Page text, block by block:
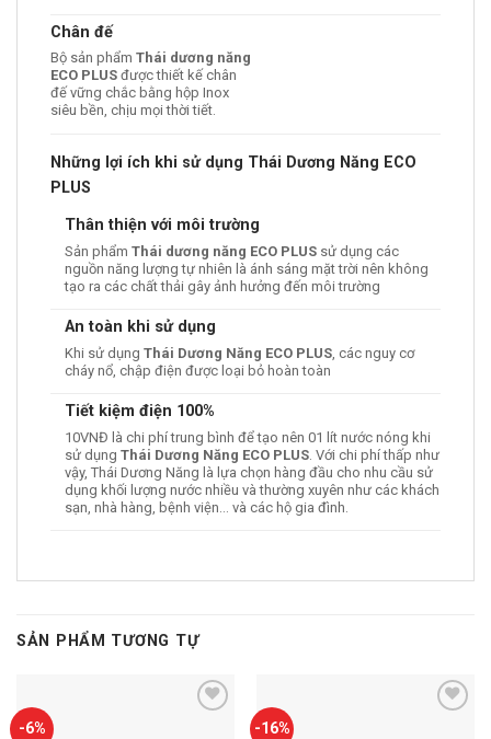
Chân đế
Bộ sản phẩm Thái dương năng
ECO PLUS được thiết kế chân
đế vững chắc bằng hộp Inox
siêu bền, chịu mọi thời tiết.
Những lợi ích khi sử dụng Thái Dương Năng ECO
PLUS
Thân thiện với môi trường
Sản phẩmThái dương năng ECO PLUS sử dụng các
nguồn năng lượng tự nhiên là ánh sáng mặt trời nên không
tạo ra các chất thải gây ảnh hưởng đến môi trường
An toàn khi sử dụng
Khi sử dụngThái Dương Năng ECO PLUS , các nguy cơ
cháy nổ, chập điện được loại bỏ hoàn toàn
Tiết kiệm điện 100%
10VNĐ là chi phí trung bình để tạo nên 01 lít nước nóng khi
sử dụngThái Dương Năng ECO PLUS . Với chi phí thấp như
vậy, Thái Dương Năng là lựa chọn hàng đầu cho nhu cầu sử
dụng khối lượng nước nhiều và thường xuyên như các khách
sạn, nhà hàng, bệnh viện… và các hộ gia đình.
SẢN PHẨM TƯƠNG TỰ
-6% -16%